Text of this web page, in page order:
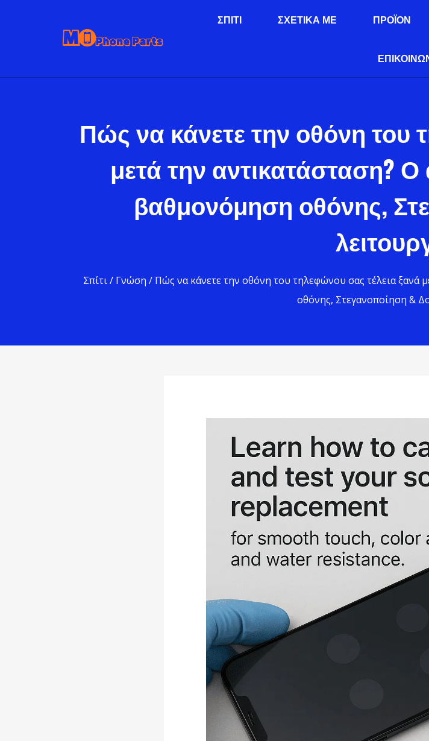
ΣΠΊΤΙ ΣΧΕΤΙΚΆ ΜΕ ΠΡΟΪΌΝ
Πώς να κάνετε την οθόνη του
μετά την αντικατάσταση?
βαθμονόμηση οθόνης,
Σπίτι/ Γνώση / Πώς να κάνετε την οθόνη του τηλεφώνου σας τέλεια ξανά
οθόνης, Στεγανοποίηση &